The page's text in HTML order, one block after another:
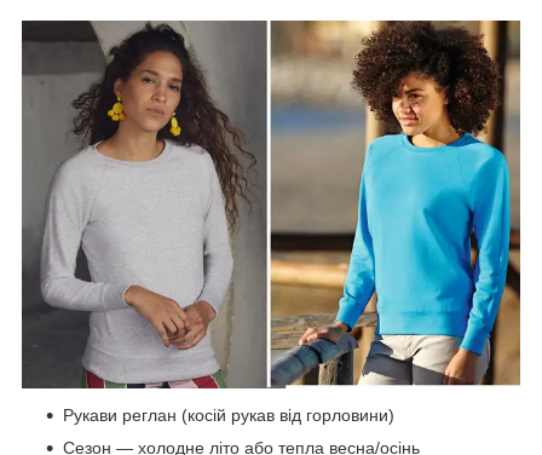
Рукави реглан (косій рукав від горловини)
Сезон — холодне літо або тепла весна/осінь